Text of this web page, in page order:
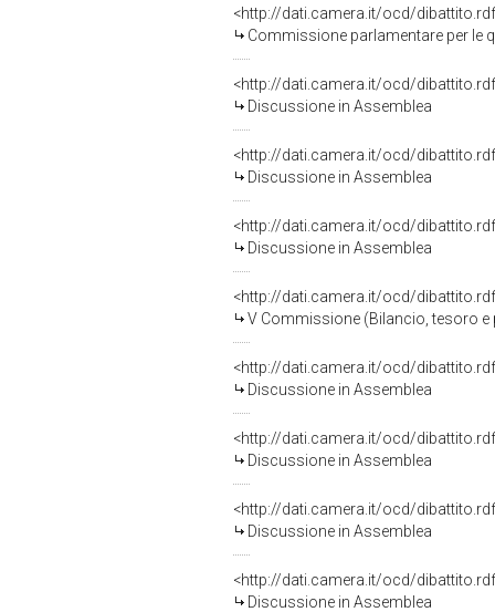
<http://dati.camera.it/ocd/
Commissione parlamentare per le
<http://dati.camera.it/ocd/
Discussione in Assemblea
<http://dati.camera.it/ocd/
Discussione in Assemblea
<http://dati.camera.it/ocd/
Discussione in Assemblea
<http://dati.camera.it/ocd/
V Commissione (Bilancio, tesoro
<http://dati.camera.it/ocd/
Discussione in Assemblea
<http://dati.camera.it/ocd/
Discussione in Assemblea
<http://dati.camera.it/ocd/
Discussione in Assemblea
<http://dati.camera.it/ocd/
Discussione in Assemblea